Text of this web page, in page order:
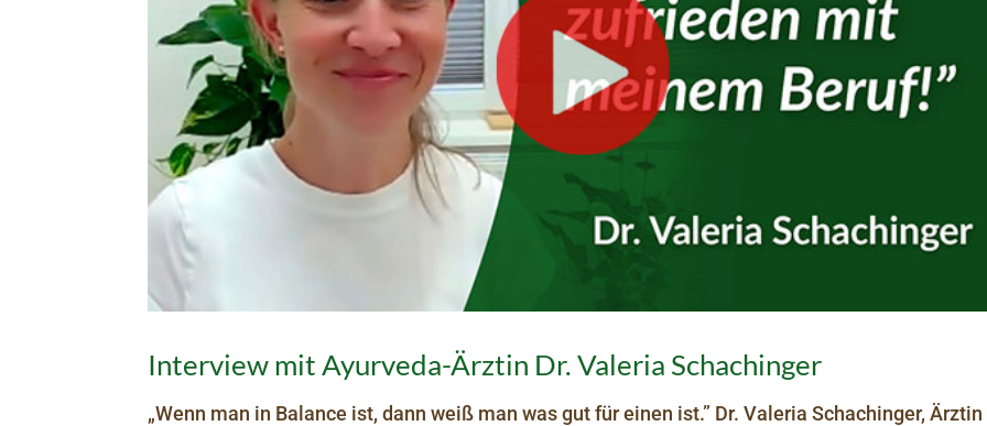
Interview mit Ayurveda-Ärztin Dr. Valeria Schachinger
„Wenn man in Balance ist, dann weiß man was gut für einen ist.” Dr. Valeria Schachinger,